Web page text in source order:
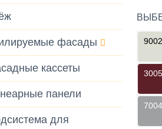
фасады
кассеты
панели
для
9002
3005
7004